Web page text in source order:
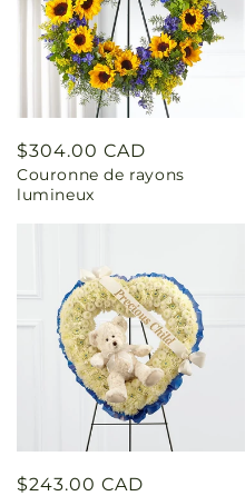
Prix
habituel
$304.00 CAD
Couronne de rayons
lumineux
Prix
$243.00 CAD